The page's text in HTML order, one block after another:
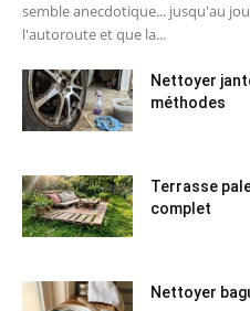
semble anecdotique... jusqu'au
l'autoroute et que la...
Nettoyer
méthodes
Terrasse
complet
Nettoyer